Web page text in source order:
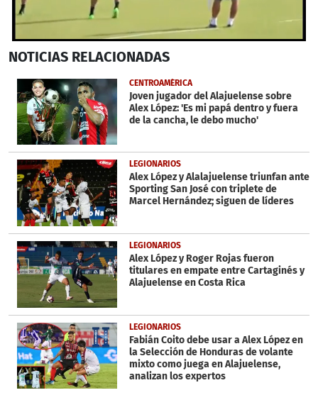
seconds
1
minute,
32
seconds
NOTICIAS RELACIONADAS
CENTROAMÉRICA
Joven jugador del Alajuelense sobre
Alex López: 'Es mi papá dentro y fuera
de la cancha, le debo mucho'
LEGIONARIOS
Alex López y Alalajuelense triunfan ante
Sporting San José con triplete de
Marcel Hernández; siguen de líderes
LEGIONARIOS
Alex López y Roger Rojas fueron
titulares en empate entre Cartaginés y
Alajuelense en Costa Rica
LEGIONARIOS
Fabián Coito debe usar a Alex López en
la Selección de Honduras de volante
mixto como juega en Alajuelense,
analizan los expertos